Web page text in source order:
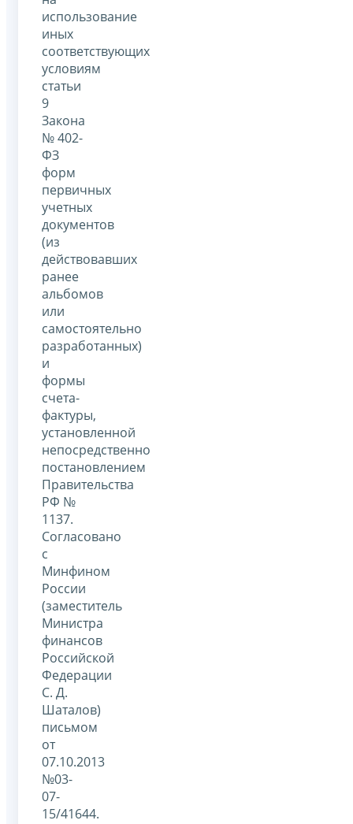
использование
иных
соответствующих
условиям
статьи
9
Закона
№ 402-
ФЗ
форм
первичных
учетных
документов
(из
действовавших
ранее
альбомов
или
самостоятельно
разработанных)
и
формы
счета-
фактуры,
установленной
непосредственно
постановлением
Правительства
РФ №
1137.
Согласовано
с
Минфином
России
(заместитель
Министра
финансов
Российской
Федерации
С. Д.
Шаталов)
письмом
от
07.10.2013
№03-
07-
15/41644.